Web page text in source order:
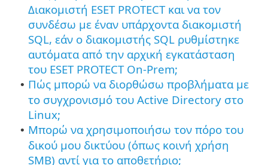
Διακομιστή ESET PROTECT και να τον
συνδέσω με έναν υπάρχοντα διακομιστή
SQL, εάν ο διακομιστής SQL ρυθμίστηκε
αυτόματα από την αρχική εγκατάσταση
του ESET PROTECT On-Prem;
• Πώς μπορώ να διορθώσω προβλήματα με
το συγχρονισμό του Active Directory στο
Linux;
• Μπορώ να χρησιμοποιήσω τον πόρο του
δικού μου δικτύου (όπως κοινή χρήση
SMB) αντί για το αποθετήριο;